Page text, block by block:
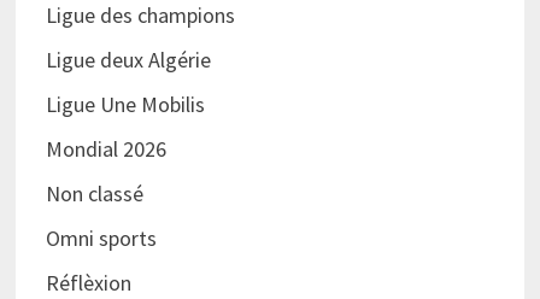
Ligue des champions
Ligue deux Algérie
Ligue Une Mobilis
Mondial 2026
Non classé
Omni sports
Réflèxion